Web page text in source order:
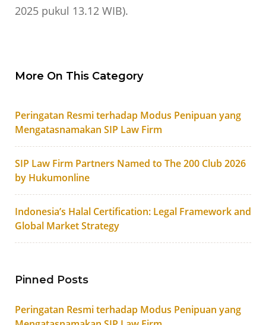
2025 pukul 13.12 WIB).
More On This Category
Peringatan Resmi terhadap Modus Penipuan yang
Mengatasnamakan SIP Law Firm
SIP Law Firm Partners Named to The 200 Club 2026
by Hukumonline
Indonesia’s Halal Certification: Legal Framework and
Global Market Strategy
Pinned Posts
Peringatan Resmi terhadap Modus Penipuan yang